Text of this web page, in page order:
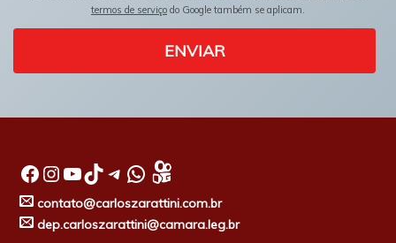
termos de serviço do Google também se aplicam.
ENVIAR
Facebook InstagramYoutube TikTok Telegram WhatsApp
contato@carloszarattini.com.br
dep.carloszarattini@camara.leg.br